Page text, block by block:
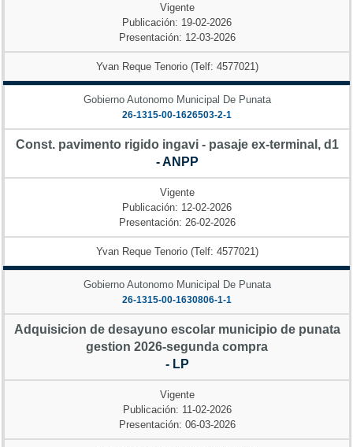
Vigente
Publicación: 19-02-2026
Presentación: 12-03-2026
Yvan Reque Tenorio (Telf: 4577021)
Gobierno Autonomo Municipal De Punata
26-1315-00-1626503-2-1
Const. pavimento rigido ingavi - pasaje ex-terminal, d1
- ANPP
Vigente
Publicación: 12-02-2026
Presentación: 26-02-2026
Yvan Reque Tenorio (Telf: 4577021)
Gobierno Autonomo Municipal De Punata
26-1315-00-1630806-1-1
Adquisicion de desayuno escolar municipio de punata
gestion 2026-segunda compra
- LP
Vigente
Publicación: 11-02-2026
Presentación: 06-03-2026